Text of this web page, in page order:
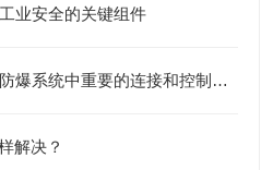
业安全的关键组件
铸铁铸钢防爆管件是工业防爆系统中重要的连接和控制元件
解决？